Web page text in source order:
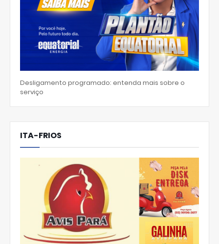
Desligamento programado: entenda mais sobre o
serviço
ITA-FRIOS